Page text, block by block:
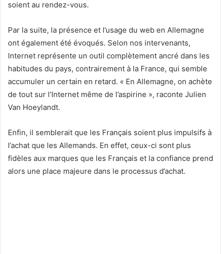
soient au rendez-vous.
Par la suite, la présence et l’usage du web en Allemagne
ont également été évoqués. Selon nos intervenants,
Internet représente un outil complètement ancré dans les
habitudes du pays, contrairement à la France, qui semble
accumuler un certain en retard. « En Allemagne, on achète
de tout sur l’Internet même de l’aspirine », raconte Julien
Van Hoeylandt.
Enfin, il semblerait que les Français soient plus impulsifs à
l’achat que les Allemands. En effet, ceux-ci sont plus
fidèles aux marques que les Français et la confiance prend
alors une place majeure dans le processus d’achat.